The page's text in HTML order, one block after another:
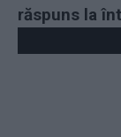
răspuns la